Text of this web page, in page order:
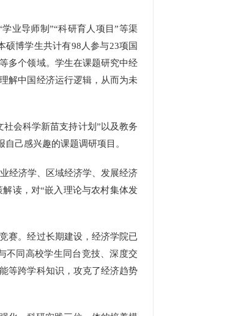
业导师制”“科研育人项目”等渠
博学生共计有98人参与23项国
多个领域。学生在课题研究中经
解中国经济运行逻辑，从而为未
会科学新苗支持计划”以及教务
己感兴趣的课题调研项目。
经济学、区域经济学、发展经济
读，对“嵌入理论与农村集体发
赛。经过长期建设，经济学院已
不同高校学生同台竞技、深度交
等跨学科知识，攻克了经济趋势